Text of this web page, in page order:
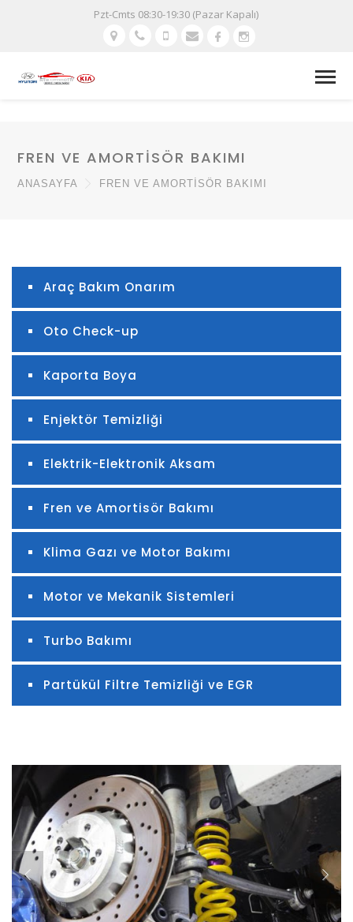
Pzt-Cmts 08:30-19:30 (Pazar Kapalı)
FREN VE AMORTISÖR BAKIMI
ANASAYFA FREN VE AMORTISÖR BAKIMI
Araç Bakım Onarım
Oto Check-up
Kaporta Boya
Enjektör Temizliği
Elektrik-Elektronik Aksam
Fren ve Amortisör Bakımı
Klima Gazı ve Motor Bakımı
Motor ve Mekanik Sistemleri
Turbo Bakımı
Partükül Filtre Temizliği ve EGR